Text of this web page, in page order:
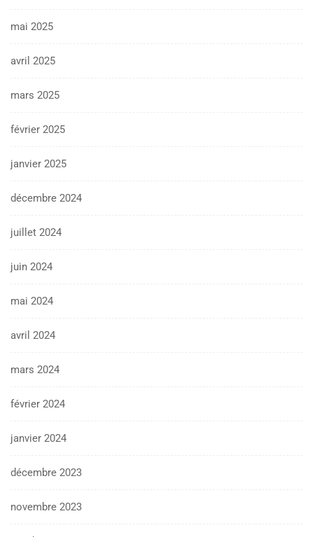
mai 2025
avril 2025
mars 2025
février 2025
janvier 2025
décembre 2024
juillet 2024
juin 2024
mai 2024
avril 2024
mars 2024
février 2024
janvier 2024
décembre 2023
novembre 2023